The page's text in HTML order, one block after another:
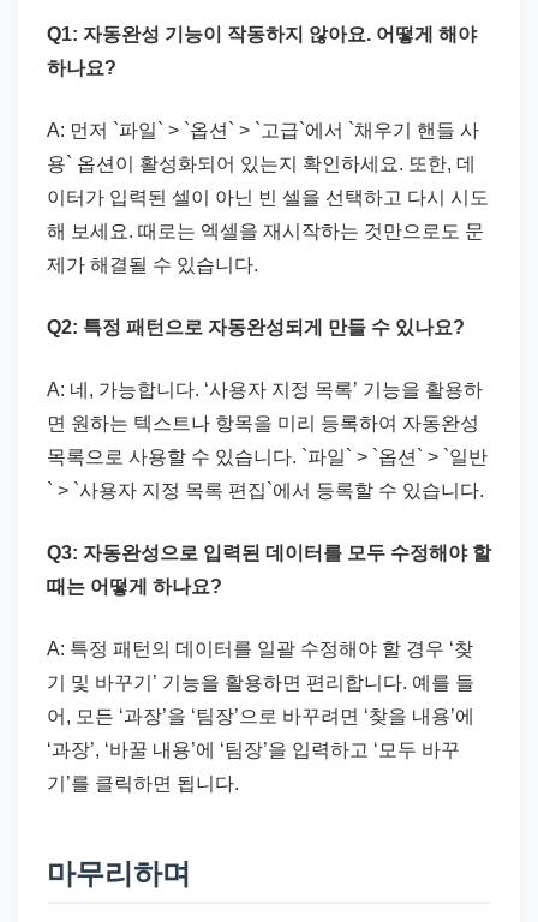
Q1: 자동완성 기능이 작동하지 않아요. 어떻게 해야
하나요?
A: 먼저 `파일` > `옵션` > `고급`에서 `채우기 핸들 사
용` 옵션이 활성화되어 있는지 확인하세요. 또한, 데
이터가 입력된 셀이 아닌 빈 셀을 선택하고 다시 시도
해 보세요. 때로는 엑셀을 재시작하는 것만으로도 문
제가 해결될 수 있습니다.
Q2: 특정 패턴으로 자동완성되게 만들 수 있나요?
A: 네, 가능합니다. ‘사용자 지정 목록’ 기능을 활용하
면 원하는 텍스트나 항목을 미리 등록하여 자동완성
목록으로 사용할 수 있습니다. `파일` > `옵션` > `일반
` > `사용자 지정 목록 편집`에서 등록할 수 있습니다.
Q3: 자동완성으로 입력된 데이터를 모두 수정해야 할
때는 어떻게 하나요?
A: 특정 패턴의 데이터를 일괄 수정해야 할 경우 ‘찾
기 및 바꾸기’ 기능을 활용하면 편리합니다. 예를 들
어, 모든 ‘과장’을 ‘팀장’으로 바꾸려면 ‘찾을 내용’에
‘과장’, ‘바꿀 내용’에 ‘팀장’을 입력하고 ‘모두 바꾸
기’를 클릭하면 됩니다.
마무리하며